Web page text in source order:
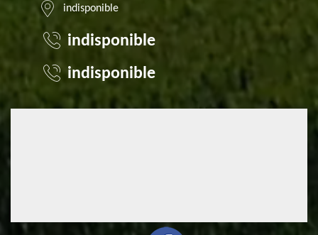
indisponible
indisponible
indisponible